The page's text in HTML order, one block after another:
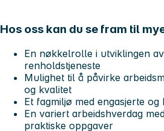
Hos oss kan du se fram til
En nøkkelrolle i utviklingen
renholdstjeneste
Mulighet til å påvirke
og kvalitet
Et fagmiljø med engasjerte
En variert arbeidshverdag
praktiske oppgaver